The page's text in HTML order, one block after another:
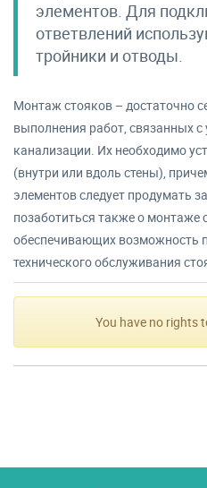
элементов. Для
ответвлений
тройники и отводы.
Монтаж стояков – достаточно
выполнения работ, связанных
канализации. Их необходимо
(внутри или вдоль стены),
элементов следует продумать
позаботиться также о
обеспечивающих возможность
технического обслуживания
You have no rights